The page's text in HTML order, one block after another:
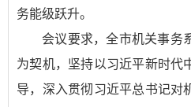
务能级跃升。
会议要求，全市机关事务
为契机，坚持以习近平新时代
导，深入贯彻习近平总书记对